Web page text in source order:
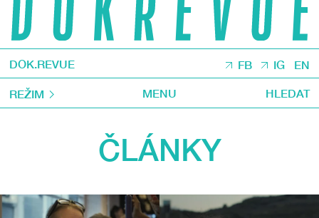
DOK.REVUE FB IG EN
REŽIM MENU HLEDAT
ČLÁNKY